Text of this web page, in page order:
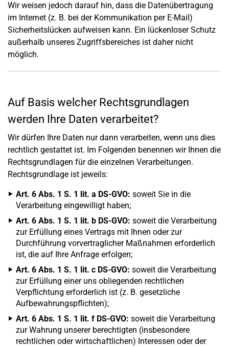
Wir weisen jedoch darauf hin, dass die Datenübertragung
im Internet (z. B. bei der Kommunikation per E-Mail)
Sicherheitslücken aufweisen kann. Ein lückenloser Schutz
außerhalb unseres Zugriffsbereiches ist daher nicht
möglich.
Auf Basis welcher Rechtsgrundlagen
werden Ihre Daten verarbeitet?
Wir dürfen Ihre Daten nur dann verarbeiten, wenn uns dies
rechtlich gestattet ist. Im Folgenden benennen wir Ihnen die
Rechtsgrundlagen für die einzelnen Verarbeitungen.
Rechtsgrundlage ist jeweils:
Art. 6 Abs. 1 S. 1 lit. a DS-GVO: soweit Sie in die
Verarbeitung eingewilligt haben;
Art. 6 Abs. 1 S. 1 lit. b DS-GVO: soweit die Verarbeitung
zur Erfüllung eines Vertrags mit Ihnen oder zur
Durchführung vorvertraglicher Maßnahmen erforderlich
ist, die auf Ihre Anfrage erfolgen;
Art. 6 Abs. 1 S. 1 lit. c DS-GVO: soweit die Verarbeitung
zur Erfüllung einer uns obliegenden rechtlichen
Verpflichtung erforderlich ist (z. B. gesetzliche
Aufbewahrungspflichten);
Art. 6 Abs. 1 S. 1 lit. f DS-GVO: soweit die Verarbeitung
zur Wahrung unserer berechtigten (insbesondere
rechtlichen oder wirtschaftlichen) Interessen oder der